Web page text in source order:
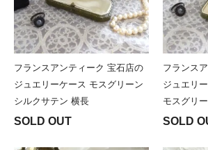
フランスアンティーク 宝石店の
ジュエリーケース モスグリーン
シルクサテン 横長
SOLD OUT
フランス
ジュエリ
モスグリ
SOLD